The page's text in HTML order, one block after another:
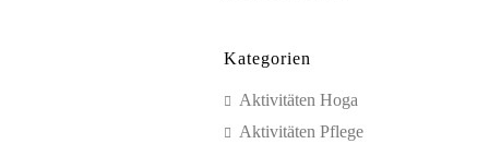
Kategorien
Aktivitäten Hoga
Aktivitäten Pflege